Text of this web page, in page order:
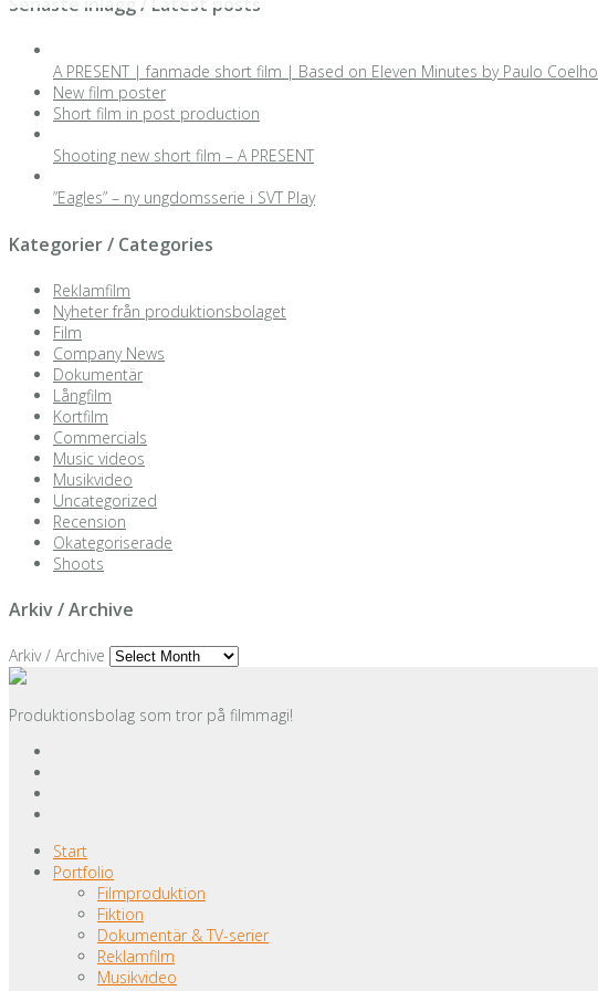
A PRESENT | fanmade short film | Based on Eleven Minutes by Paulo Coelho
New film poster
Short film in post production
Shooting new short film – A PRESENT
”Eagles” – ny ungdomsserie i SVT Play
Kategorier / Categories
Reklamfilm
Nyheter från produktionsbolaget
Film
Company News
Dokumentär
Långfilm
Kortfilm
Commercials
Music videos
Musikvideo
Uncategorized
Recension
Okategoriserade
Shoots
Arkiv / Archive
Arkiv / Archive
Produktionsbolag som tror på filmmagi!
Start
Portfolio
Filmproduktion
Fiktion
Dokumentär & TV-serier
Reklamfilm
Musikvideo